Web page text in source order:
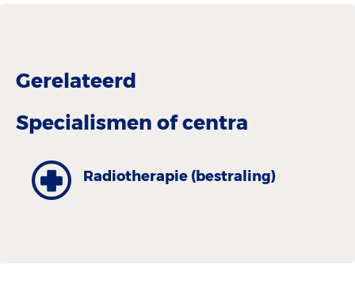
Gerelateerd
Specialismen of centra
Radiotherapie (bestraling)